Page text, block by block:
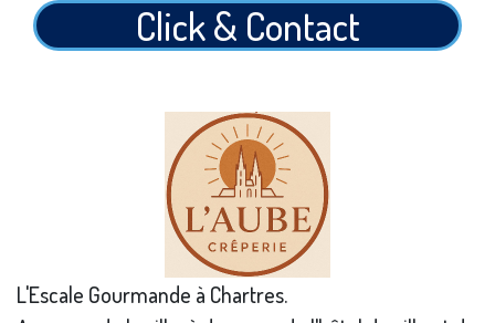
Click & Contact
L'Escale Gourmande à Chartres.